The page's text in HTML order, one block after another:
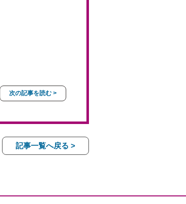
次の記事を読む >
記事一覧へ戻る >